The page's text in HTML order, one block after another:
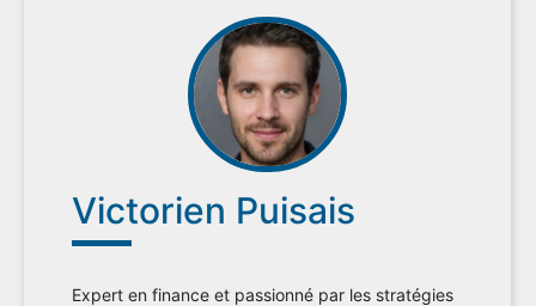
Victorien Puisais
Expert en finance et passionné par les stratégies